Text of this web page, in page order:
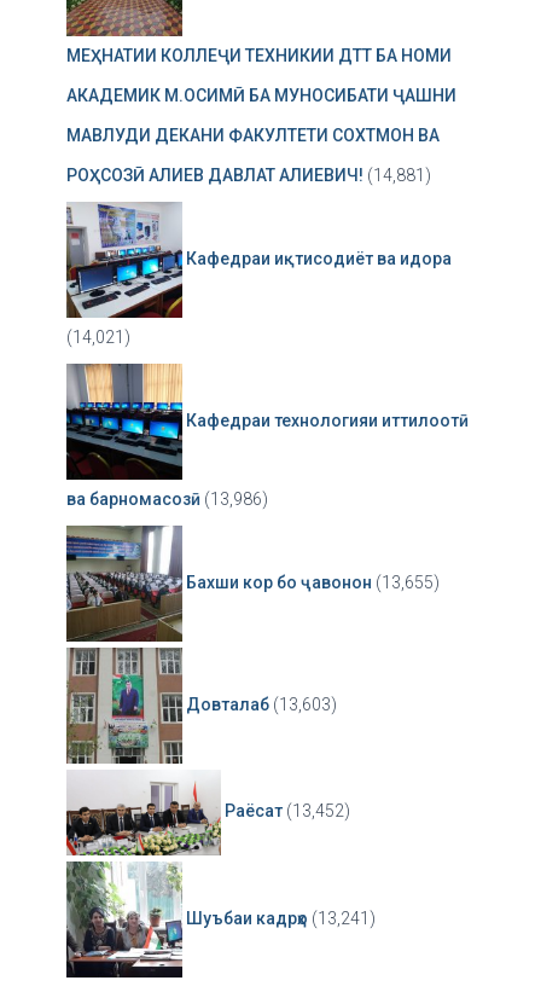
МЕҲНАТИИ КОЛЛЕҶИ ТЕХНИКИИ ДТТ БА НОМИ
АКАДЕМИК М.ОСИМӢ БА МУНОСИБАТИ ҶАШНИ
МАВЛУДИ ДЕКАНИ ФАКУЛТЕТИ СОХТМОН ВА
РОҲСОЗӢ АЛИЕВ ДАВЛАТ АЛИЕВИЧ! (14,881)
Кафедраи иқтисодиёт ва идора
(14,021)
Кафедраи технологияи иттилоотӣ
ва барномасозӣ (13,986)
Бахши кор бо ҷавонон (13,655)
Довталаб (13,603)
Раёсат (13,452)
Шуъбаи кадрҳо (13,241)